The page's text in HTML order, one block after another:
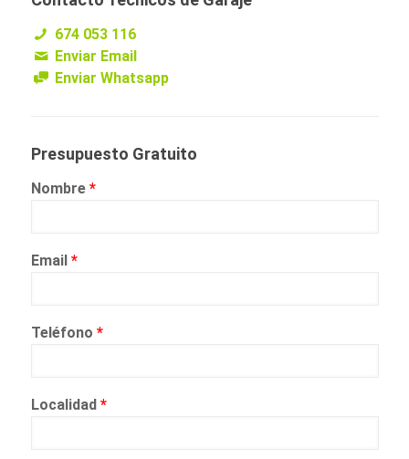
674 053 116
Enviar Email
Enviar Whatsapp
Presupuesto Gratuito
Nombre *
Email *
Teléfono *
Localidad *